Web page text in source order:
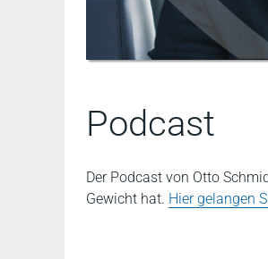
Podcast
Der Podcast von Otto
Gewicht hat. Hier gelangen